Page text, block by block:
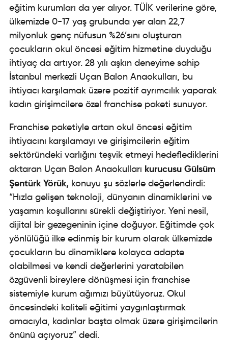
eğitim kurumları da yer alıyor. TÜİK verilerine göre,
ülkemizde 0-17 yaş grubunda yer alan 22,7
milyonluk genç nüfusun %26’sını oluşturan
çocukların okul öncesi eğitim hizmetine duyduğu
ihtiyaç da artıyor. 28 yılı aşkın deneyime sahip
İstanbul merkezli Uçan Balon Anaokulları, bu
ihtiyacı karşılamak üzere pozitif ayrımcılık yaparak
kadın girişimcilere özel franchise paketi sunuyor.
Franchise paketiyle artan okul öncesi eğitim
ihtiyacını karşılamayı ve girişimcilerin eğitim
sektöründeki varlığını teşvik etmeyi hedeflediklerini
aktaran Uçan Balon Anaokulları kurucusu Gülsüm
Şentürk Yörük, konuyu şu sözlerle değerlendirdi:
“Hızla gelişen teknoloji, dünyanın dinamiklerini ve
yaşamın koşullarını sürekli değiştiriyor. Yeni nesil,
dijital bir gezegeninin içine doğuyor. Eğitimde çok
yönlülüğü ilke edinmiş bir kurum olarak ülkemizde
çocukların bu dinamiklere kolayca adapte
olabilmesi ve kendi değerlerini yaratabilen
özgüvenli bireylere dönüşmesi için franchise
sistemiyle kurum ağımızı büyütüyoruz. Okul
öncesindeki kaliteli eğitimi yaygınlaştırmak
amacıyla, kadınlar başta olmak üzere girişimcilerin
önünü açıyoruz” dedi.